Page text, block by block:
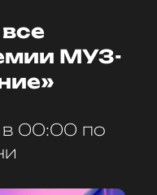
МУЗ-
в 00:00 по